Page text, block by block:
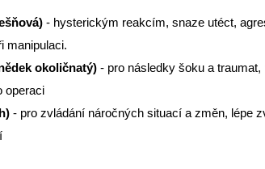
- hysterickým reakcím, snaze utéct,
manipulaci.
okoličnatý) - pro následky šoku a
operaci
- pro zvládání náročných situací a změn, lépe